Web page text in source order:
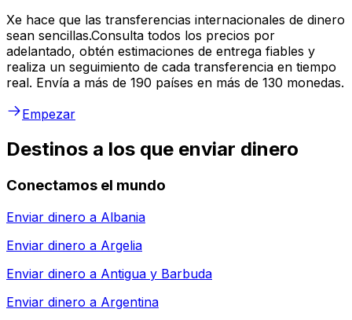
Xe hace que las transferencias internacionales de dinero
sean sencillas.Consulta todos los precios por
adelantado, obtén estimaciones de entrega fiables y
realiza un seguimiento de cada transferencia en tiempo
real. Envía a más de 190 países en más de 130 monedas.
Empezar
Destinos a los que enviar dinero
Conectamos el mundo
Enviar dinero a Albania
Enviar dinero a Argelia
Enviar dinero a Antigua y Barbuda
Enviar dinero a Argentina